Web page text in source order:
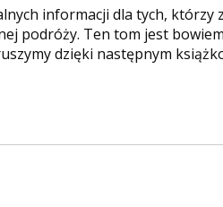
informacji dla tych, którzy
podróży. Ten tom jest
dzięki następnym